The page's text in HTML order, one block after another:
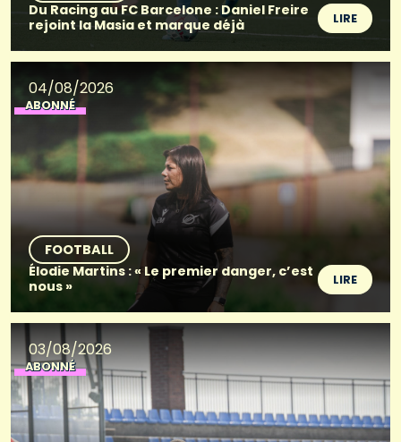
Du Racing au FC Barcelone : Daniel Freire
rejoint la Masia et marque déjà
LIRE
04/08/2026
ABONNÉ
FOOTBALL
Élodie Martins : « Le premier danger, c’est
nous »
LIRE
03/08/2026
ABONNÉ